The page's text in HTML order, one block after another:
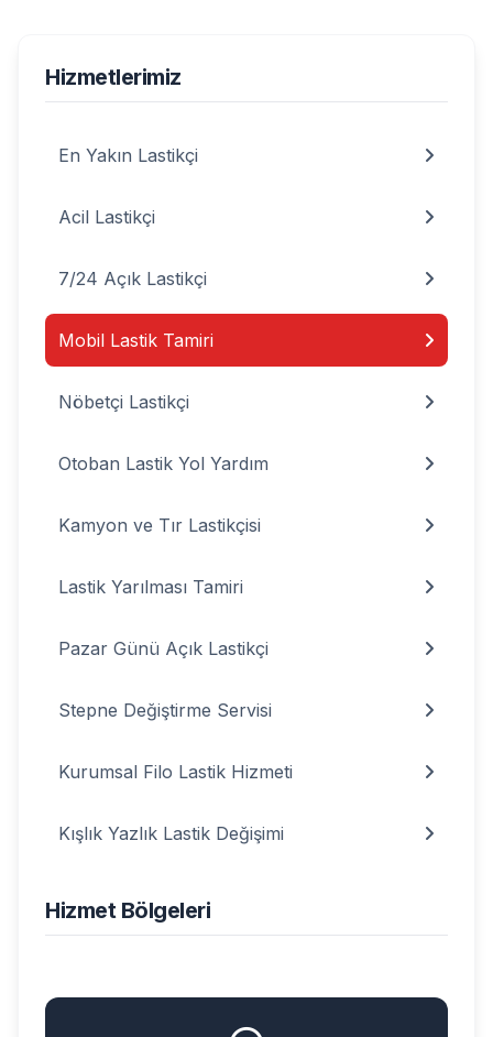
Hizmetlerimiz
En Yakın Lastikçi
Acil Lastikçi
7/24 Açık Lastikçi
Mobil Lastik Tamiri
Nöbetçi Lastikçi
Otoban Lastik Yol Yardım
Kamyon ve Tır Lastikçisi
Lastik Yarılması Tamiri
Pazar Günü Açık Lastikçi
Stepne Değiştirme Servisi
Kurumsal Filo Lastik Hizmeti
Kışlık Yazlık Lastik Değişimi
Hizmet Bölgeleri